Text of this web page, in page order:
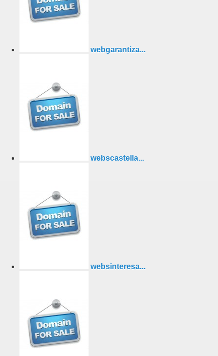
webgarantiza...
webscastella...
websinteresa...